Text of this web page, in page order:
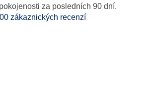
za posledních 90 dní.
zákaznických recenzí